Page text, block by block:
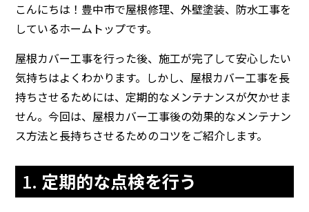
こんにちは！豊中市で屋根修理、外壁塗装、防水工事を
しているホームトップです。
屋根カバー工事を行った後、施工が完了して安心したい
気持ちはよくわかります。しかし、屋根カバー工事を長
持ちさせるためには、定期的なメンテナンスが欠かせま
せん。今回は、屋根カバー工事後の効果的なメンテナン
ス方法と長持ちさせるためのコツをご紹介します。
1. 定期的な点検を行う